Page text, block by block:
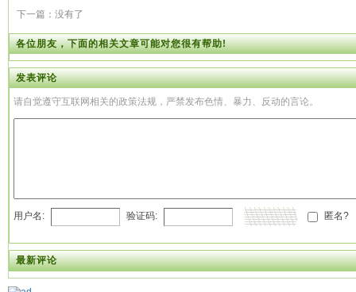
下一篇：没有了
各位朋友，下面的相关文章可能对您很有帮助!
发表评论
请自觉遵守互联网相关的政策法规，严禁发布色情、暴力、反动的言论。
用户名: 验证码: 匿名?
最新评论